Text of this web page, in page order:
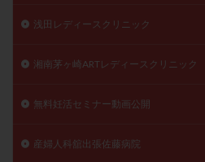
浅田レディースクリニック
湘南茅ヶ崎ARTレディースクリニック
無料妊活セミナー動画公開
産婦人科舘出張佐藤病院